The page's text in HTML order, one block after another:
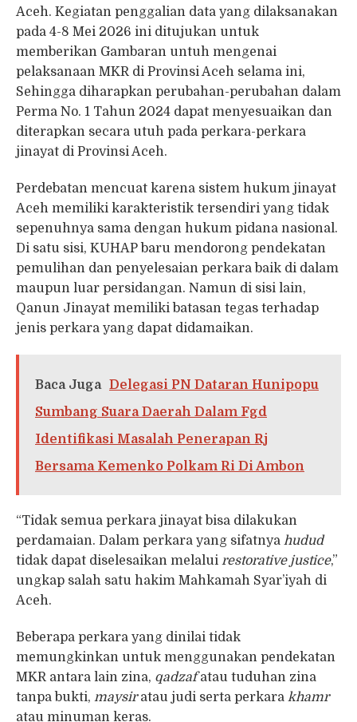
Aceh. Kegiatan penggalian data yang dilaksanakan
pada 4-8 Mei 2026 ini ditujukan untuk
memberikan Gambaran untuh mengenai
pelaksanaan MKR di Provinsi Aceh selama ini,
Sehingga diharapkan perubahan-perubahan dalam
Perma No. 1 Tahun 2024 dapat menyesuaikan dan
diterapkan secara utuh pada perkara-perkara
jinayat di Provinsi Aceh.
Perdebatan mencuat karena sistem hukum jinayat
Aceh memiliki karakteristik tersendiri yang tidak
sepenuhnya sama dengan hukum pidana nasional.
Di satu sisi, KUHAP baru mendorong pendekatan
pemulihan dan penyelesaian perkara baik di dalam
maupun luar persidangan. Namun di sisi lain,
Qanun Jinayat memiliki batasan tegas terhadap
jenis perkara yang dapat didamaikan.
Baca Juga Delegasi PN Dataran Hunipopu
Sumbang Suara Daerah Dalam Fgd
Identifikasi Masalah Penerapan Rj
Bersama Kemenko Polkam Ri Di Ambon
“Tidak semua perkara jinayat bisa dilakukan
perdamaian. Dalam perkara yang sifatnya hudud
tidak dapat diselesaikan melalui restorative justice,”
ungkap salah satu hakim Mahkamah Syar’iyah di
Aceh.
Beberapa perkara yang dinilai tidak
memungkinkan untuk menggunakan pendekatan
MKR antara lain zina, qadzafatau tuduhan zina
tanpa bukti, maysiratau judi serta perkara khamr
atau minuman keras.